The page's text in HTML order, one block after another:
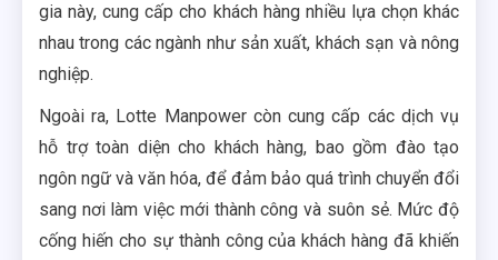
gia này, cung cấp cho khách hàng nhiều lựa chọn khác
nhau trong các ngành như sản xuất, khách sạn và nông
nghiệp.
Ngoài ra, Lotte Manpower còn cung cấp các dịch vụ
hỗ trợ toàn diện cho khách hàng, bao gồm đào tạo
ngôn ngữ và văn hóa, để đảm bảo quá trình chuyển đổi
sang nơi làm việc mới thành công và suôn sẻ. Mức độ
cống hiến cho sự thành công của khách hàng đã khiến